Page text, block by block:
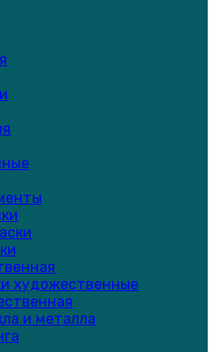
художественные
и металла